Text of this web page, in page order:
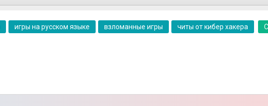
игры на русском языке взломанные игры читы от кибер хакера